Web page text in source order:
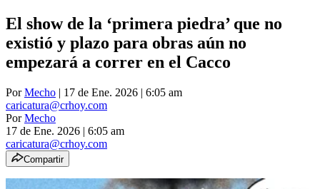
El show de la ‘primera piedra’ que no
existió y plazo para obras aún no
empezará a correr en el Cacco
PorMecho | 17 de Ene. 2026 | 6:05 am
caricatura@crhoy.com
PorMecho
17 de Ene. 2026 | 6:05 am
caricatura@crhoy.com
Compartir